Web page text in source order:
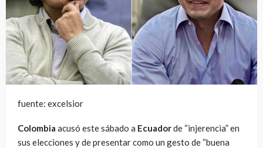
fuente: excelsior
Colombia acusó este sábado a Ecuadorde “injerencia” en
sus elecciones y de presentar como un gesto de “buena